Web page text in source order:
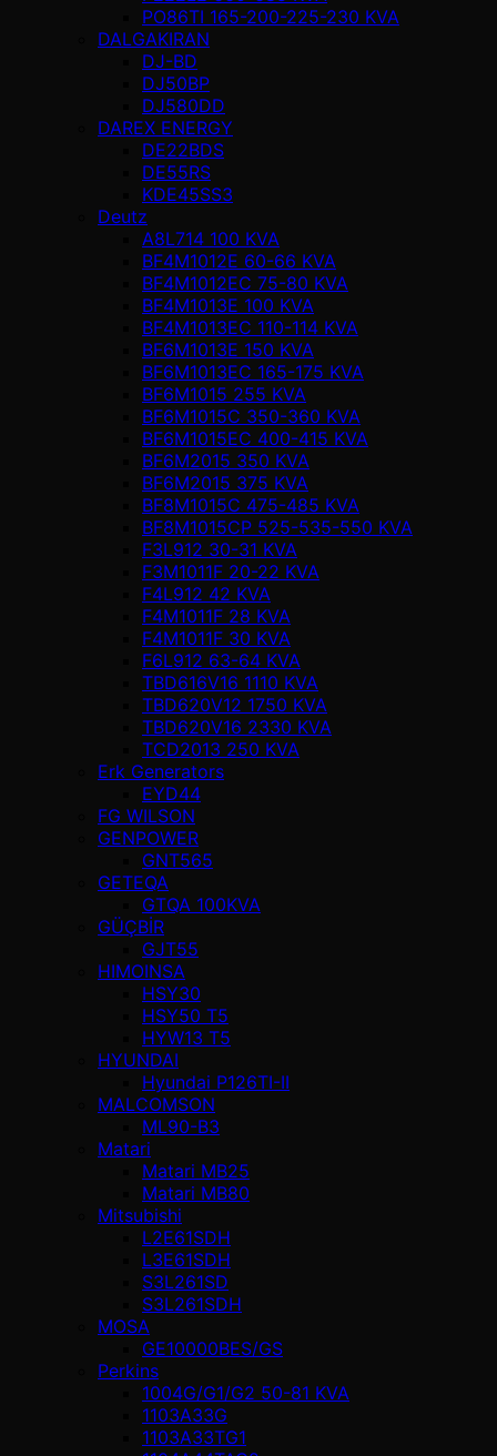
PO86TI 165-200-225-230 KVA
DALGAKIRAN
DJ-BD
DJ50BP
DJ580DD
DAREX ENERGY
DE22BDS
DE55RS
KDE45SS3
Deutz
A8L714 100 KVA
BF4M1012E 60-66 KVA
BF4M1012EC 75-80 KVA
BF4M1013E 100 KVA
BF4M1013EC 110-114 KVA
BF6M1013E 150 KVA
BF6M1013EC 165-175 KVA
BF6M1015 255 KVA
BF6M1015C 350-360 KVA
BF6M1015EC 400-415 KVA
BF6M2015 350 KVA
BF6M2015 375 KVA
BF8M1015C 475-485 KVA
BF8M1015CP 525-535-550 KVA
F3L912 30-31 KVA
F3M1011F 20-22 KVA
F4L912 42 KVA
F4M1011F 28 KVA
F4M1011F 30 KVA
F6L912 63-64 KVA
TBD616V16 1110 KVA
TBD620V12 1750 KVA
TBD620V16 2330 KVA
TCD2013 250 KVA
Erk Generators
EYD44
FG WILSON
GENPOWER
GNT565
GETEQA
GTQA 100KVA
GÜÇBİR
GJT55
HIMOINSA
HSY30
HSY50 T5
HYW13 T5
HYUNDAI
Hyundai P126TI-II
MALCOMSON
ML90-B3
Matari
Matari MB25
Matari MB80
Mitsubishi
L2E61SDH
L3E61SDH
S3L261SD
S3L261SDH
MOSA
GE10000BES/GS
Perkins
1004G/G1/G2 50-81 KVA
1103A33G
1103A33TG1